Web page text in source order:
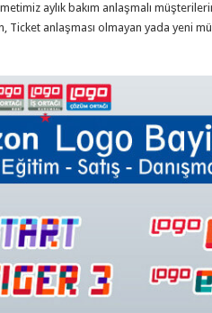
aylık bakım anlaşmalı
Ticket anlaşması olmayan yada yeni